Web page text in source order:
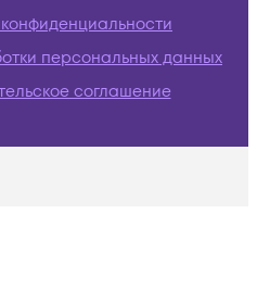
персональных данных
соглашение